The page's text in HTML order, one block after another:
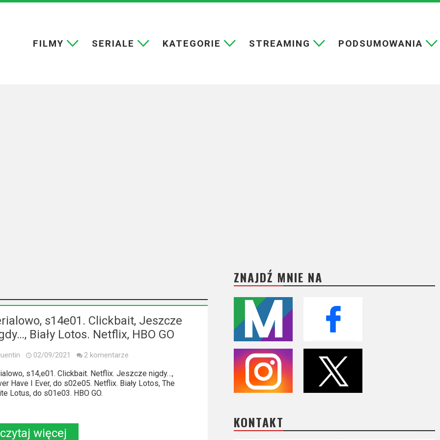
FILMY SERIALE KATEGORIE STREAMING PODSUMOWANIA
s14e01. Clickbait, Jeszcze
Biały Lotos. Netflix, HBO GO
02/09/2021 2 komentarze
s14,e01. Clickbait. Netflix. Jeszcze nigdy…,
Have I Ever, do s02e05. Netflix. Biały Lotos, The
Lotus, do s01e03. HBO GO.
czytaj więcej
ZNAJDŹ MNIE NA
KONTAKT